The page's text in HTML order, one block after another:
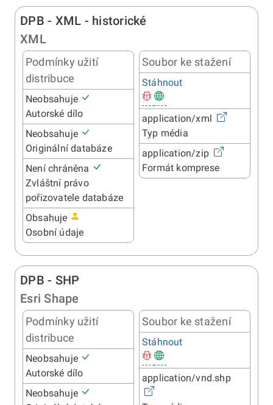
DPB - XML - historické
XML
Podmínky užití
distribuce
Neobsahuje
Autorské dílo
Neobsahuje
Originální databáze
Není chráněna
Zvláštní právo
pořizovatele databáze
Obsahuje
Osobní údaje
Soubor ke stažení
Stáhnout
application/xml
Typ média
application/zip
Formát komprese
DPB - SHP
Esri Shape
Podmínky užití
distribuce
Neobsahuje
Autorské dílo
Neobsahuje
Soubor ke stažení
Stáhnout
application/vnd.shp